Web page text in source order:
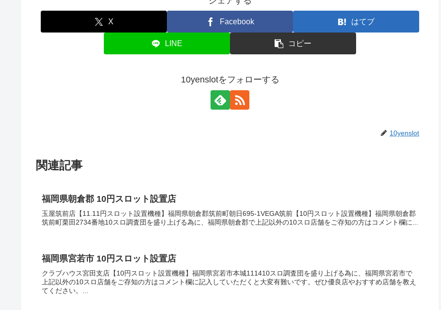
X Facebook はてブ
LINE コピー
10yenslotをフォローする
10yenslot
関連記事
福岡県朝倉郡 10円スロット設置店
玉屋筑前店【11.11円スロット設置機種】福岡県朝倉郡筑前町朝日695-1VEGA筑前【10円スロット設置機種】福岡県朝倉郡
筑前町栗田2734番地10スロ調査団を盛り上げる為に、福岡県朝倉郡で上記以外の10スロ店舗をご存知の方はコメント欄に...
福岡県宮若市 10円スロット設置店
クラブハウス宮田支店【10円スロット設置機種】福岡県宮若市本城111410スロ調査団を盛り上げる為に、福岡県宮若市で
上記以外の10スロ店舗をご存知の方はコメント欄に記入していただくと大変有難いです。ぜひ優良店やおすすめ店舗を教え
てください。...